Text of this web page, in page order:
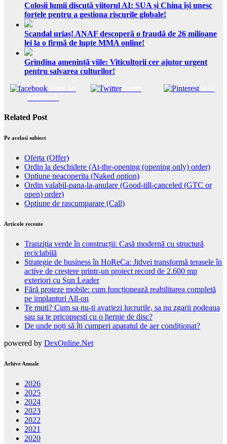
Colosii lumii discută viitorul AI: SUA și China își unesc
forțele pentru a gestiona riscurile globale!
Scandal uriaș! ANAF descoperă o fraudă de 26 milioane
lei la o firmă de lupte MMA online!
Grindina amenință viile: Viticultorii cer ajutor urgent
pentru salvarea culturilor!
Tweet Save
Related Post
Pe acelasi subiect
Oferta (Offer)
Ordin la deschidere (At-the-opening (opening only) order)
Optiune neacoperita (Naked option)
Ordin valabil-pana-la-anulare (Good-till-canceled (GTC or
open) order)
Optiune de rascumparare (Call)
Articole recente
Tranziția verde în construcții: Casă modernă cu structură
reciclabilă
Strategie de business în HoReCa: Jidvei transformă terasele în
active de creștere printr-un proiect record de 2.600 mp
exteriori cu Sun Leader
Fără proteze mobile: cum funcționează reabilitarea completă
pe implanturi All-on
Te muti? Cum sa nu-ti avariezi lucrurile, sa nu zgarii podeaua
sau sa te pricopsesti cu o hernie de disc?
De unde poți să îți cumperi aparatul de aer condiționat?
powered by DexOnline.Net
Arhive Anuale
2026
2025
2024
2023
2022
2021
2020